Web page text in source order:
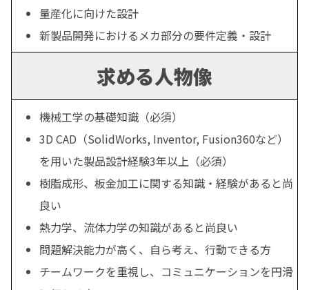
量産化に向けた設計
新製品開発におけるメカ部分の要件定義・設計
求める人物像
機械工学の基礎知識（必須）
3D CAD（SolidWorks, Inventor, Fusion360など）
を用いた製品設計経験3年以上（必須）
樹脂成形、板金加工に関する知識・経験があると尚
良い
熱力学、流体力学の知識があると尚良い
問題解決能力が高く、自ら考え、行動できる方
チームワークを重視し、コミュニケーションを円滑